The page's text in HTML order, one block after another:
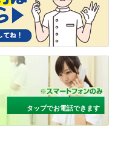
タップでお電話できます